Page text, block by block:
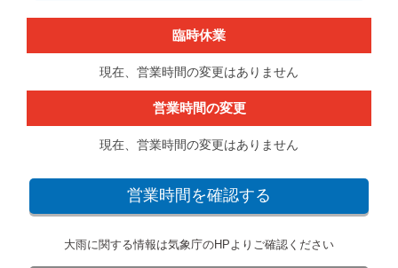
臨時休業
現在、営業時間の変更はありません
営業時間の変更
現在、営業時間の変更はありません
営業時間を確認する
大雨に関する情報は気象庁のHPよりご確認ください